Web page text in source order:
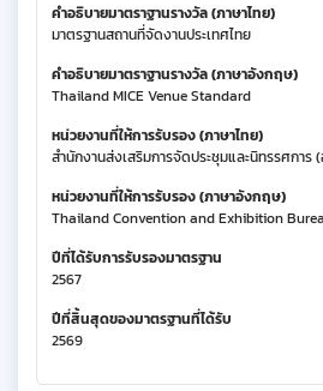
คำอธิบายมาตราฐานรางวัล (ภาษาไทย)
มาตรฐานสถานที่จัดงานประเทศไทย
คำอธิบายมาตราฐานรางวัล (ภาษาอังกฤษ)
Thailand MICE Venue Standard
หน่วยงานที่ให้การรับรอง (ภาษาไทย)
สำนักงานส่งเสริมการจัดประชุมและนิทรรศการ
หน่วยงานที่ให้การรับรอง (ภาษาอังกฤษ)
Thailand Convention and Exhibition
ปีที่ได้รับการรับรองมาตรฐาน
2567
ปีที่สิ้นสุดของมาตรฐานที่ได้รับ
2569